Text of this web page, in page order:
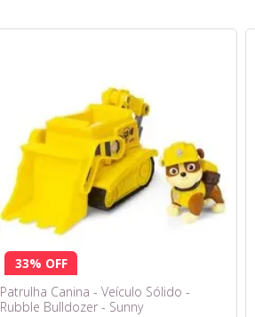
33% OFF
Patrulha Canina - Veículo Sólido -
Rubble Bulldozer - Sunny